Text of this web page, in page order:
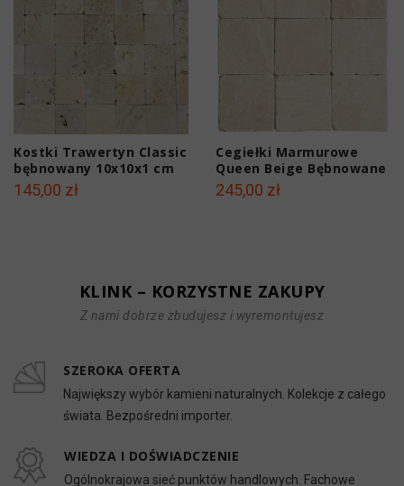
Kostki Trawertyn Classic
bębnowany 10x10x1 cm
145,00 zł
Cegiełki Marmurowe
Queen Beige Bębnowane
10x10x1 cm
245,00 zł
KLINK – KORZYSTNE ZAKUPY
Z nami dobrze zbudujesz i wyremontujesz
SZEROKA OFERTA
Największy wybór kamieni naturalnych. Kolekcje z całego
świata. Bezpośredni importer.
WIEDZA I DOŚWIADCZENIE
Ogólnokrajowa sieć punktów handlowych. Fachowe